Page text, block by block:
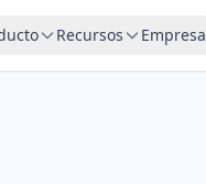
Recursos Empresa